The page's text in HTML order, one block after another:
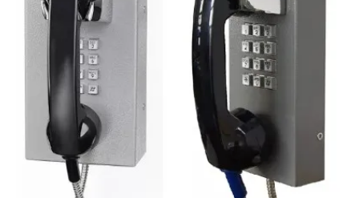
768px) { .gtr-container-f7h2k9 { padding: 25px; max-width: 800px; margin: 0
.gtr-container-f7h2k9 .gtr-section-title { font-size: 18px; margin-top: 35px;
margin-bottom: 20px; } .gtr-container-f7h2k9 p { margin-bottom: 20px; } .gtr-
container-f7h2k9 ul.gtr-list li { margin-bottom: 12px; } } Vandalbestendige
veiligheidscertificering van telefoons en brandwerende materialenanalyse In
de moderne openbare infrastructuur leveren telefoonsystemen niet alleen
communicatiediensten, maar spelen ze ook een vitale rol in de openbare
veiligheid en de noodreactie.In drukke verkeers- of industriële omgevingen
zoals metro'sOm een langdurige, betrouwbare werking te garanderen,
moeten de telefoonapparatuur van de telefooncentrale, de telefooncentrale,
de telefooncentrale, de telefooncentrale, de telefooncentrale, de
telefooncentrale, de telefooncentrale, de telefooncentrale, de
telefooncentrale, de telefooncentrale, de telefooncentrale, de